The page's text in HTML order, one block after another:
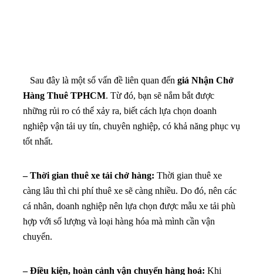
– Thời gian thuê xe tải chở hàng:
Thời gian thuê xe
càng lâu thì chi phí thuê xe sẽ càng nhiều. Do đó, nên các
chuyển.
– Điều kiện, hoàn cảnh vận chuyển hàng hoá:
Khi
khách hàng cần cần vận chuyển hàng hóa đến những địa